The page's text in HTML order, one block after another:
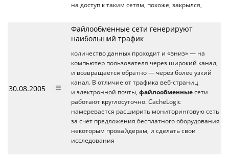
на доступ к таким сетям, похоже, закрылся,
30.08.2005
Файлообменные сети генерируют
наибольший трафик
количество данных проходит и «вниз» — на
компьютер пользователя через широкий канал,
и возвращается обратно — через более узкий
канал. В отличие от трафика веб-страниц
и электронной почты, файлообменные сети
работают круглосуточно. CacheLogic
намеревается расширить мониторинговую сеть
за счет предложения бесплатного оборудования
некоторым провайдерам, и сделать свои
исследования